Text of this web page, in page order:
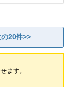
の20件>>
ます。